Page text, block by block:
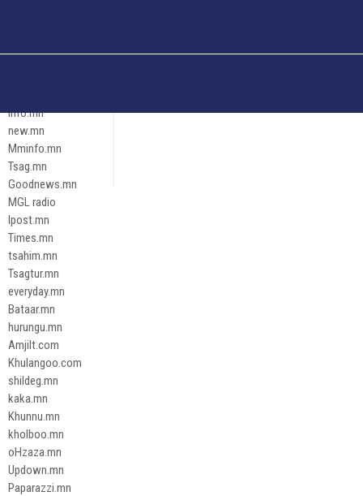
Эрх зүй
info.mn
new.mn
Mminfo.mn
Tsag.mn
Goodnews.mn
MGL radio
Ipost.mn
Times.mn
tsahim.mn
Tsagtur.mn
everyday.mn
Bataar.mn
hurungu.mn
Amjilt.com
Khulangoo.com
shildeg.mn
kaka.mn
Khunnu.mn
kholboo.mn
oHzaza.mn
Updown.mn
Paparazzi.mn